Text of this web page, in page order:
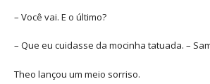
– Você vai. E o último?
– Que eu cuidasse da mocinha tatuada. –
Theo lançou um meio sorriso.